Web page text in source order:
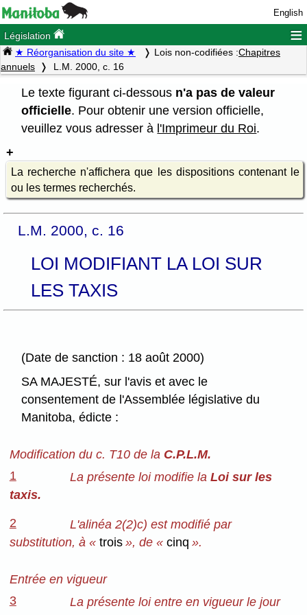
English
Législation ≡
★ Réorganisation du site ★ Lois non-codifiées :Chapitres
annuels
L.M. 2000, c. 16
Le texte figurant ci-dessous n'a pas de valeur
officielle. Pour obtenir une version officielle,
veuillez vous adresser à l'Imprimeur du Roi.
La recherche n'affichera que les dispositions contenant le
ou les termes recherchés.
L.M. 2000, c. 16
LOI MODIFIANT LA LOI SUR
LES TAXIS
(Date de sanction : 18 août 2000)
SA MAJESTÉ, sur l'avis et avec le
consentement de l'Assemblée législative du
Manitoba, édicte :
Modification du c. T10 de la C.P.L.M.
1
La présente loi modifie la Loi sur les
taxis.
2
L'alinéa 2(2)c) est modifié par
substitution, à « trois», de « cinq ».
Entrée en vigueur
3
La présente loi entre en vigueur le jour